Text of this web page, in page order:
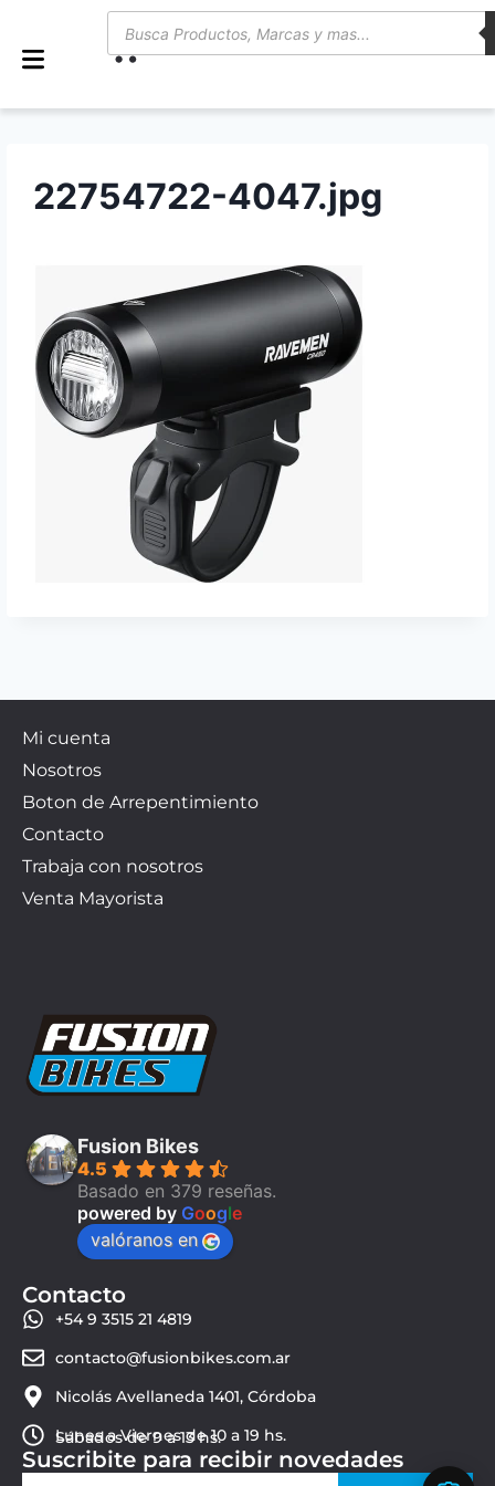
22754722-4047.jpg
Mi cuenta
Nosotros
Boton de Arrepentimiento
Contacto
Trabaja con nosotros
Venta Mayorista
Fusion Bikes
4.5
Basado en 379 reseñas.
powered by Google
valóranos en
Contacto
+54 9 3515 21 4819
contacto@fusionbikes.com.ar
Nicolás Avellaneda 1401, Córdoba
Lunes a Viernes de 10 a 19 hs.
Sábados de 9 a 13 hs.
Suscribite para recibir novedades